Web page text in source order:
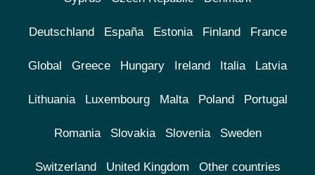
Deutschland España Estonia Finland France
Global Greece Hungary Ireland Italia Latvia
Lithuania Luxembourg Malta Poland Portugal
Romania Slovakia Slovenia Sweden
Switzerland United Kingdom Other countries